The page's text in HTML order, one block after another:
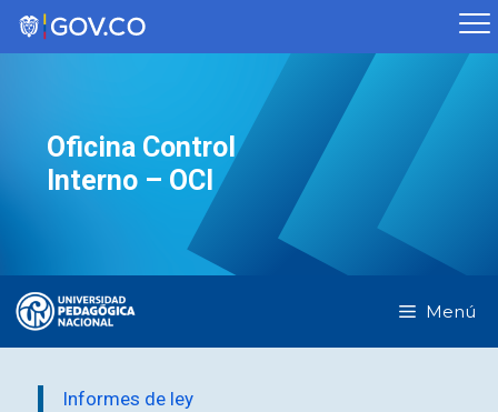
Saltar
Oficina Control
Interno – OCI
Menú
Informes de ley